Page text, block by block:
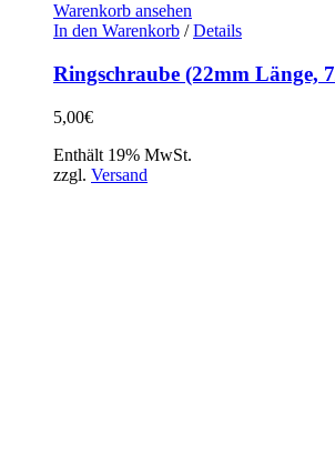
Warenkorb ansehen
In den Warenkorb / Details
Ringschraube (22mm Länge,
5,00€
Enthält 19% MwSt.
zzgl. Versand